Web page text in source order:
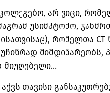
არ ვიცი,
უსიმპტომო,
რომელთა
მიმდინარეობს,
თავისი